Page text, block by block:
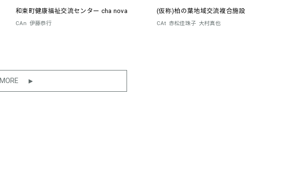
和束町健康福祉交流センター cha nova
CAn 伊藤恭行
(仮称)柏の葉地域交流複合施設
CAt 赤松佳珠子 大村真也
MORE